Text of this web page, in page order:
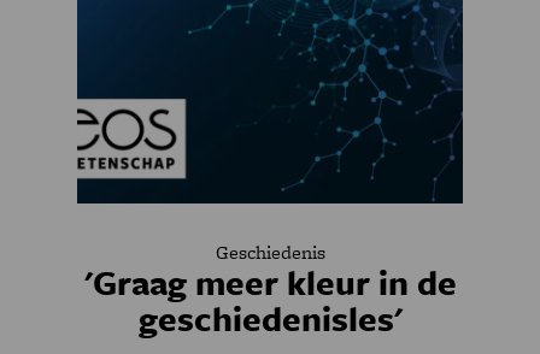
Geschiedenis
'Graag meer kleur in de
geschiedenisles'